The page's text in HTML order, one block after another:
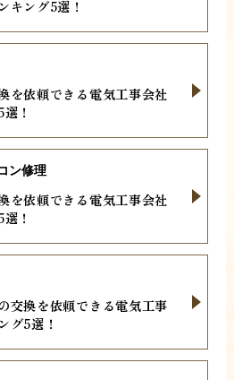
キング5選！
を依頼できる電気工事会社
！
を依頼できる電気工事会社
！
ン修理
交換を依頼できる電気工事
グ5選！